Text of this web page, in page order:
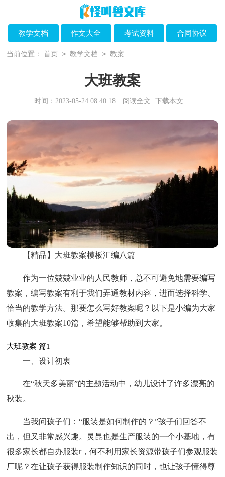
教学文档 作文大全 考试资料 合同协议
当前位置： 首页 > 教学文档 > 教案
大班教案
时间：2023-05-24 08:40:18 阅读全文 下载本文
【精品】大班教案模板汇编八篇
作为一位兢兢业业的人民教师，总不可避免地需要编写
教案，编写教案有利于我们弄通教材内容，进而选择科学、
恰当的教学方法。那要怎么写好教案呢？以下是小编为大家
收集的大班教案10篇，希望能够帮助到大家。
大班教案 篇1
一、设计初衷
在“秋天多美丽”的主题活动中，幼儿设计了许多漂亮的
秋装。
当我问孩子们：“服装是如何制作的？”孩子们回答不
出，但又非常感兴趣。灵昆也是生产服装的一个小基地，有
很多家长都自办服装r，何不利用家长资源带孩子们参观服装
厂呢？在让孩子获得服装制作知识的同时，也让孩子懂得尊